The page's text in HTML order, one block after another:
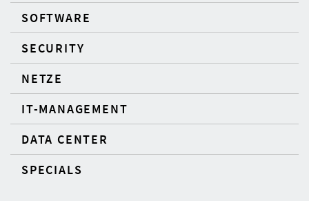
SOFTWARE
SECURITY
NETZE
IT-MANAGEMENT
DATA CENTER
SPECIALS